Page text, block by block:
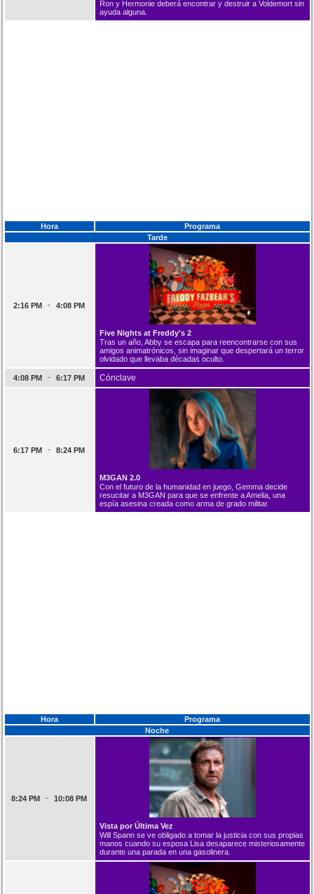
Ron y Hermonie deberá encontrar y destruir a Voldemort sin
ayuda alguna.
Hora
Programa
Tarde
2:16 PM - 4:08 PM
Five Nights at Freddy's 2
Tras un año, Abby se escapa para reencontrarse con sus
amigos animatrónicos, sin imaginar que despertará un terror
olvidado que llevaba décadas oculto.
4:08 PM - 6:17 PM Cónclave
6:17 PM - 8:24 PM
M3GAN 2.0
Con el futuro de la humanidad en juego, Gemma decide
resucitar a M3GAN para que se enfrente a Amelia, una
espía asesina creada como arma de grado militar.
Hora
Programa
Noche
8:24 PM - 10:08 PM
Vista por Última Vez
Will Spann se ve obligado a tomar la justicia con sus propias
manos cuando su esposa Lisa desaparece misteriosamente
durante una parada en una gasolinera.